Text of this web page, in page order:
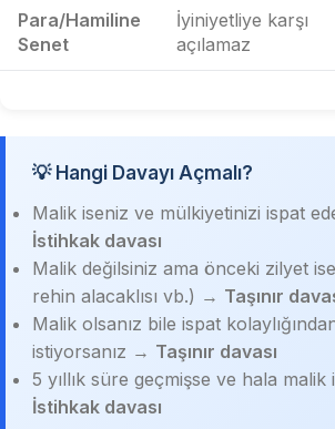
Para/Hamiline
Senet
İyiniyetliye karşı
açılamaz
💡 Hangi Davayı Açmalı?
Malik iseniz ve mülkiyetinizi ispat
İstihkak davası
Malik değilsiniz ama önceki zilyet
rehin alacaklısı vb.) → Taşınır
Malik olsanız bile ispat
istiyorsanız → Taşınır davası
5 yıllık süre geçmişse ve hala
İstihkak davası